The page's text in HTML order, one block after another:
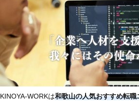
KINOYA-WORKは和歌山の人気おすすめ転職